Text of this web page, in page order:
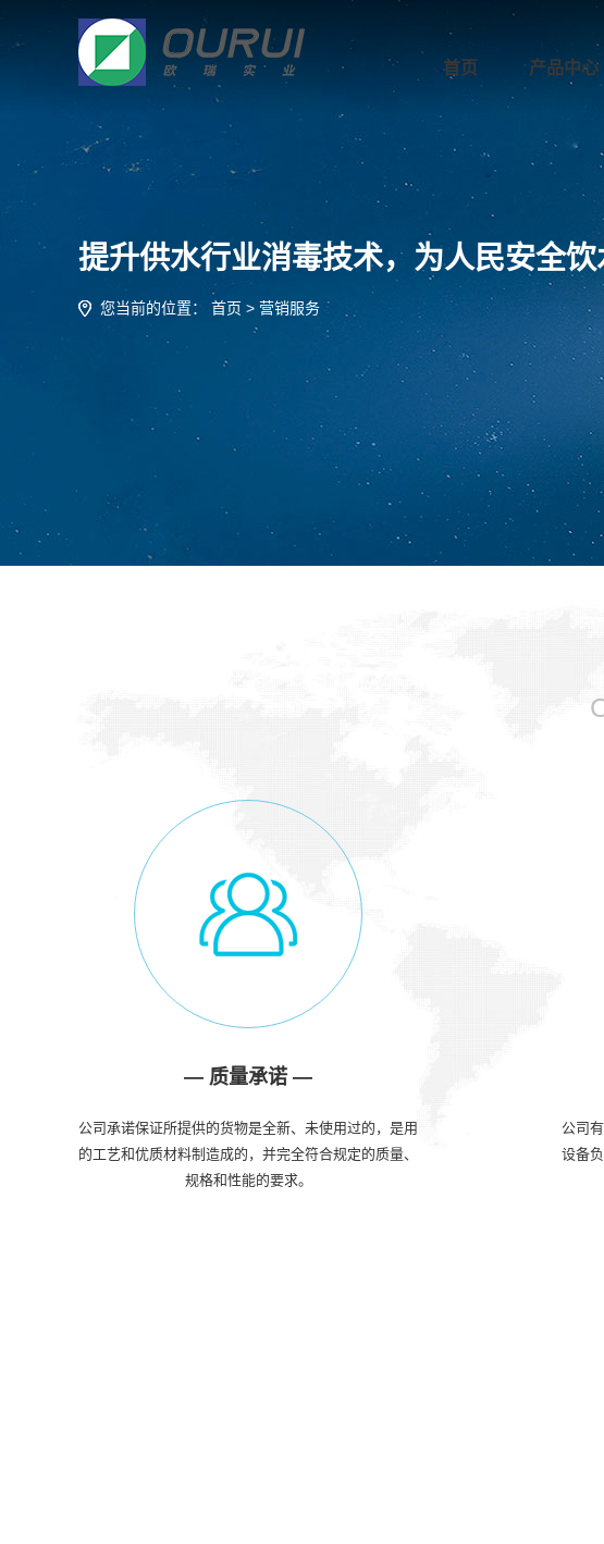
首页 产品中心
提升供水行业消毒技术，为人民安全
您当前的位置： 首页 > 营销服务
— 质量承诺 —
公司承诺保证所提供的货物是全新、未使用过的，是用
的工艺和优质材料制造成的，并完全符合规定的质量、
规格和性能的要求。
公司
设备